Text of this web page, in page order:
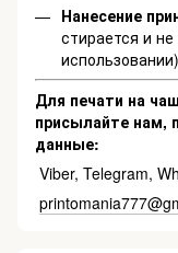
Нанесение
стирается и
использовании)
Для печати на
присылайте нам,
данные:
Viber, Telegram,